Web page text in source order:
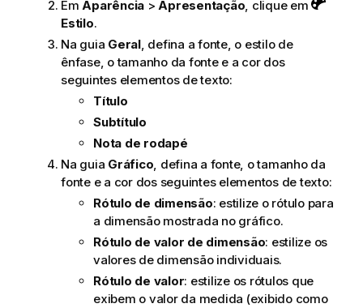
EmAparência >Apresentação, clique em
Estilo.
Na guia Geral, defina a fonte, o estilo de
ênfase, o tamanho da fonte e a cor dos
seguintes elementos de texto:
Título
Subtítulo
Nota de rodapé
Na guia Gráfico, defina a fonte, o tamanho da
fonte e a cor dos seguintes elementos de texto:
Rótulo de dimensão: estilize o rótulo para
a dimensão mostrada no gráfico.
Rótulo de valor de dimensão: estilize os
valores de dimensão individuais.
Rótulo de valor: estilize os rótulos que
exibem o valor da medida (exibido como